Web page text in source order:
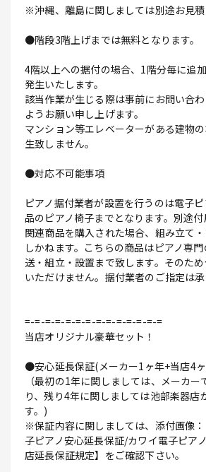
※沖縄、離島に関しましては別途お見積
●階段3階上げまでは無料となります。
4階以上への据付の場合、1階分毎に追
発生いたします。
該当作業が生じる際は事前にお問い合
ようお願い申し上げます。
マンション等エレベーターがある建物
生致しません。
●対応不可能事項
ピアノ据付業者が設置を行うのは電子
品のピアノ椅子までとなります。別途
関連商品を購入された場合、組み立て
しかねます。こちらの商品はピアノ専
送・組立・設置まで致します。そのた
いただけません。据付業者のご指定は承
=-=-=-=-=-=-=-=-=-=-=-=-=-=
当店オリジナル豪華セット！
●安心延長保証(メーカー1ヶ年+当店4
（最初の1年に関しましては、メーカー
り、残り4年に関しましては池部楽器店
す。)
※保証内容に関しましては、添付画像
子ピアノ安心延長保証/カワイ電子ピア
店延長保証規定】をご確認下さい。